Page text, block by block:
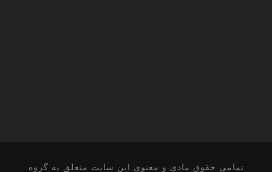
تمامی حقوق مادی و معنوی این سایت متعلق به گروه